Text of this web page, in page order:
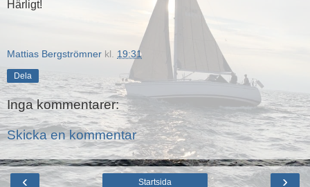
Härligt!
Mattias Bergströmner kl. 19:31
Dela
Inga kommentarer:
Skicka en kommentar
‹ ›
Startsida